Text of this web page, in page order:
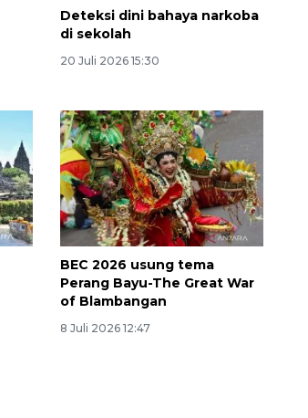
Deteksi dini bahaya narkoba
di sekolah
20 Juli 2026 15:30
BEC 2026 usung tema
Perang Bayu-The Great War
of Blambangan
8 Juli 2026 12:47
Awas penipuan berbasis AI